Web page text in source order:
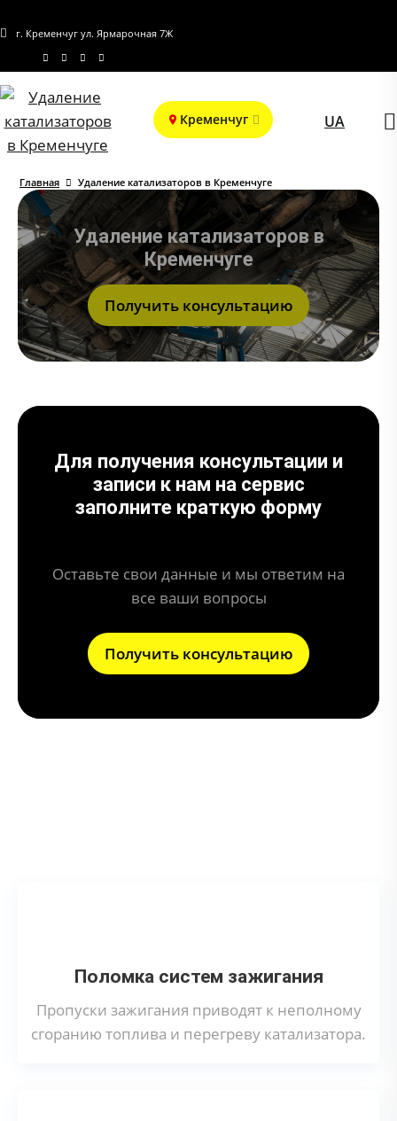
г. Кременчуг ул. Ярмарочная 7Ж
Кременчуг UA
Главная Удаление катализаторов в Кременчуге
Удаление катализаторов в
Кременчуге
Получить консультацию
Для получения консультации и
записи к нам на сервис
заполните краткую форму
Оставьте свои данные и мы ответим на
все ваши вопросы
Получить консультацию
Поломка систем зажигания
Пропуски зажигания приводят к неполному
сгоранию топлива и перегреву катализатора.